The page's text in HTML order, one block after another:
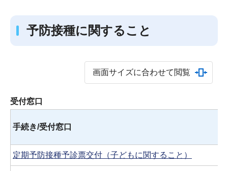
予防接種に関すること
画面サイズに合わせて閲覧
受付窓口
手続き/受付窓口
定期予防接種予診票交付（子どもに関すること）